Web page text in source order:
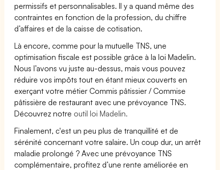
permissifs et personnalisables. Il y a quand même des
contraintes en fonction de la profession, du chiffre
d’affaires et de la caisse de cotisation.
Là encore, comme pour la mutuelle TNS, une
optimisation fiscale est possible grâce à la loi Madelin.
Nous l’avons vu juste au-dessus, mais vous pouvez
réduire vos impôts tout en étant mieux couverts en
exerçant votre métier Commis pâtissier / Commise
pâtissière de restaurant avec une prévoyance TNS.
Découvrez notre outil loi Madelin.
Finalement, c'est un peu plus de tranquillité et de
sérénité concernant votre salaire. Un coup dur, un arrêt
maladie prolongé ? Avec une prévoyance TNS
complémentaire, profitez d’une rente améliorée en